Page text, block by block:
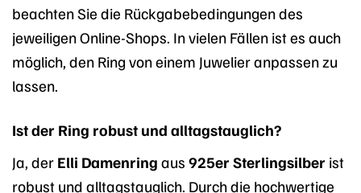
beachten Sie die Rückgabebedingungen des
jeweiligen Online-Shops. In vielen Fällen ist es auch
möglich, den Ring von einem Juwelier anpassen zu
lassen.
Ist der Ring robust und alltagstauglich?
Ja, der Elli Damenring aus 925er Sterlingsilber ist
robust und alltagstauglich. Durch die hochwertige